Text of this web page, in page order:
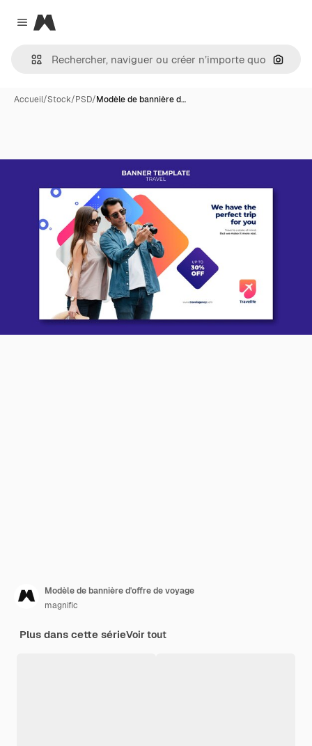
Close menu
Magnific
Accueil/Stock/PSD/Modèle de bannière d…
Modèle de bannière d'offre de voyage
magnific
Plus dans cette sérieVoir tout